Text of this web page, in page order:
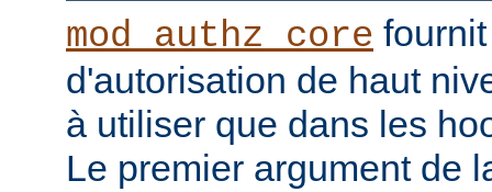
mod_authz_core
d'autorisation de haut
à utiliser que dans les
Le premier argument de